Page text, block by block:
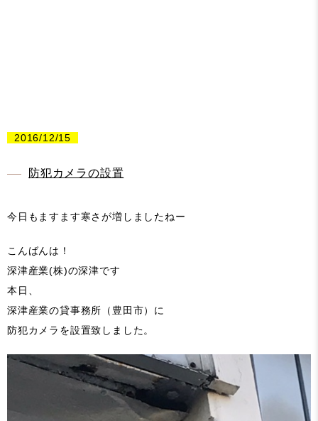
2016/12/15
防犯カメラの設置
今日もますます寒さが増しましたねー
こんばんは！
深津産業(株)の深津です
本日、
深津産業の貸事務所（豊田市）に
防犯カメラを設置致しました。